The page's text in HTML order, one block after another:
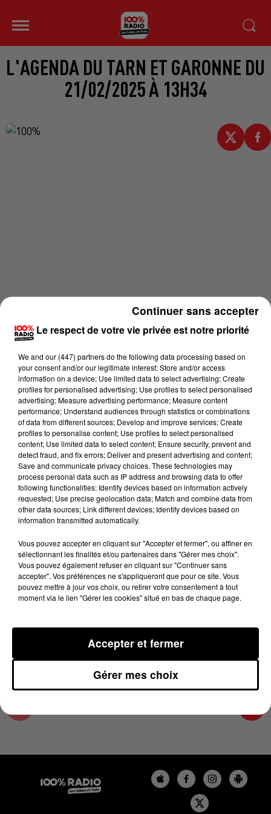
L'AGENDA DU TARN ET GARONNE DU
21/02/2025 À 13H34
Lecture (1 min 13 sec)
100%
100% Radio l'agenda du Tarn et Garonne
21 février 2025 - 1 min 13 sec
L'AGENDA DU TARN ET GARONNE DU
21/02/2025 À 13H34
L'agenda du Tarn et Garonne
Le respect de votre vie privée est notre priorité
We and our (447) partnersdo the following data processing based on
your consent and/or our legitimate interest: Store and/or access
information on a device; Use limited data to select advertising; Create
profiles for personalised advertising; Use profiles to select personalised
advertising; Measure advertising performance; Measure content
performance; Understand audiences through statistics or combinations
of data from different sources; Develop and improve services; Create
profiles to personalise content; Use profiles to select personalised
content; Use limited data to select content; Ensure security, prevent and
detect fraud, and fix errors; Deliver and present advertising and content;
Save and communicate privacy choices. These technologies may
process personal data such as IP address and browsing data to offer
following functionalities: Identify devices based on information actively
requested; Use precise geolocation data; Match and combine data from
other data sources; Link different devices; Identify devices based on
information transmitted automatically.
Vous pouvez accepter en cliquant sur "Accepter et fermer", ou affiner en
sélectionnant les finalités et/ou partenaires dans "Gérer mes choix".
Vous pouvez également refuser en cliquant sur "Continuer sans
accepter". Vos préférences ne s'appliqueront que pour ce site. Vous
pouvez mettre à jour vos choix, ou retirer votre consentement à tout
moment via le lien "Gérer les cookies" situé en bas de chaque page.
Gérer mes choix
Accepter et fermer
Continuer sans accepter